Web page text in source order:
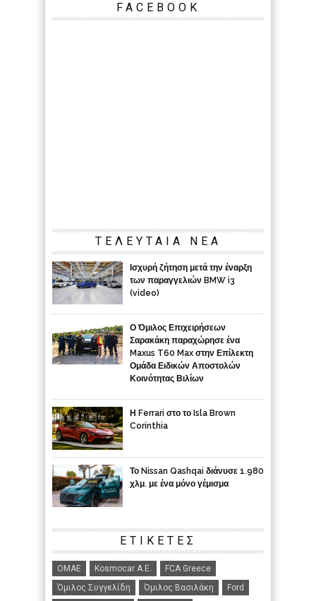
FACEBOOK
ΤΕΛΕΥΤΑΙΑ ΝΕΑ
Ισχυρή ζήτηση μετά την έναρξη
των παραγγελιών BMW i3
(video)
Ο Όμιλος Επιχειρήσεων
Σαρακάκη παραχώρησε ένα
Maxus T60 Max στην Επίλεκτη
Ομάδα Ειδικών Αποστολών
Κοινότητας Βιλίων
Η Ferrari στο το Isla Brown
Corinthia
Το Nissan Qashqai διάνυσε 1.980
χλμ. με ένα μόνο γέμισμα
ΕΤΙΚΈΤΕΣ
ΟΜΑΕ Kosmocar Α.Ε.
FCA Greece
Όμιλος Συγγελίδη
Όμιλος Βασιλάκη
Ford